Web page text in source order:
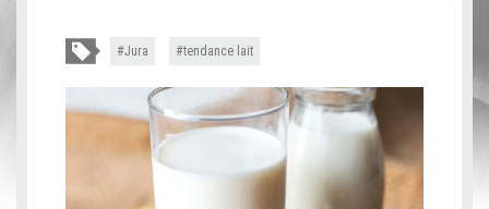
Jura tendance lait